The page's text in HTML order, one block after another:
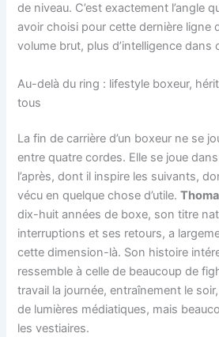
de niveau. C’est exactement l’angle
avoir choisi pour cette dernière ligne
volume brut, plus d’intelligence dans
Au-delà du ring : lifestyle boxeur,
tous
La fin de carrière d’un boxeur ne se
entre quatre cordes. Elle se joue
l’après, dont il inspire les suivants,
vécu en quelque chose d’utile.
dix-huit années de boxe, son titre
interruptions et ses retours, a
cette dimension-là. Son histoire
ressemble à celle de beaucoup de
travail la journée, entraînement le
de lumières médiatiques, mais
les vestiaires.